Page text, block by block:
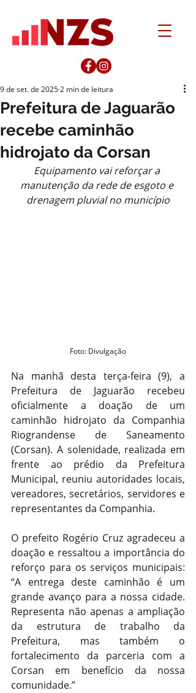
Prefeitura de Jaguarão
recebe caminhão
hidrojato da Corsan
9 de set. de 20252 min de leitura
Equipamento vai reforçar a
manutenção da rede de esgoto e
drenagem pluvial no município
Foto: Divulgação
Na manhã desta terça-feira (9), a
Prefeitura de Jaguarão recebeu
oficialmente a doação de um
caminhão hidrojato da Companhia
Riograndense de Saneamento
(Corsan). A solenidade, realizada em
frente ao prédio da Prefeitura
Municipal, reuniu autoridades locais,
vereadores, secretários, servidores e
representantes da Companhia.
O prefeito Rogério Cruz agradeceu a
doação e ressaltou a importância do
reforço para os serviços municipais:
“A entrega deste caminhão é um
grande avanço para a nossa cidade.
Representa não apenas a ampliação
da estrutura de trabalho da
Prefeitura, mas também o
fortalecimento da parceria com a
Corsan em benefício da nossa
comunidade.”